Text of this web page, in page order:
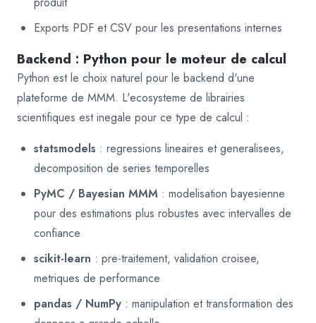
Exports PDF et CSV pour les presentations internes
Backend : Python pour le moteur de calcul
Python est le choix naturel pour le backend d'une
plateforme de MMM. L'ecosysteme de librairies
scientifiques est inegale pour ce type de calcul :
statsmodels : regressions lineaires et generalisees,
decomposition de series temporelles
PyMC / Bayesian MMM : modelisation bayesienne
pour des estimations plus robustes avec intervalles de
confiance
scikit-learn : pre-traitement, validation croisee,
metriques de performance
pandas / NumPy : manipulation et transformation des